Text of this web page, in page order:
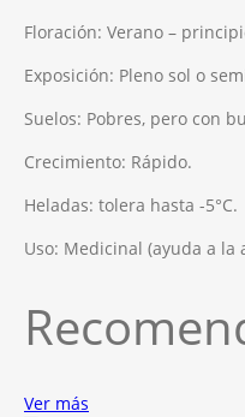
Floración: Verano –
Exposición: Pleno sol o
Suelos: Pobres, pero con
Crecimiento: Rápido.
Heladas: tolera hasta -5°C.
Uso: Medicinal (ayuda a
Ver más